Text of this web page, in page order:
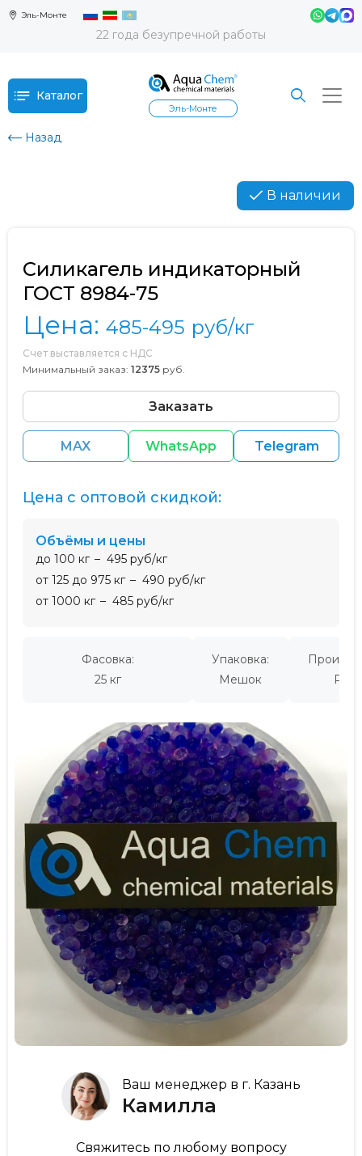
Эль-Монте
22 года безупречной работы
Каталог
Эль-Монте
Назад
В наличии
Ваш менеджер в г. Казань
Камилла
Свяжитесь по любому вопросу
Силикагель индикаторный
ГОСТ 8984-75
Цена: 485-495 руб/кг
Счет выставляется с НДС
Минимальный заказ: 12375 руб.
Заказать
MAX WhatsApp Telegram
Фасовка:
25 кг
Упаковка:
Мешок
Цена с оптовой скидкой:
Объёмы и цены
до 100 кг
495 руб/кг
от 125 до 975 кг
490 руб/кг
от 1000 кг
485 руб/кг